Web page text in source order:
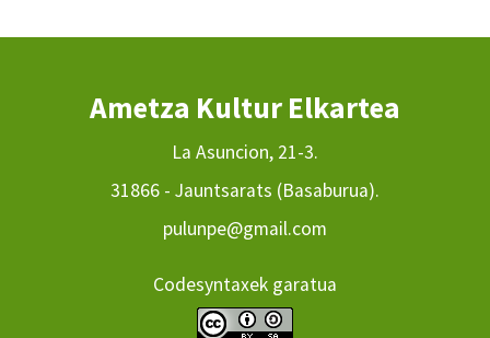
Ametza Kultur Elkartea
La Asuncion, 21-3.
31866 - Jauntsarats (Basaburua).
pulunpe@gmail.com
Codesyntaxek garatua